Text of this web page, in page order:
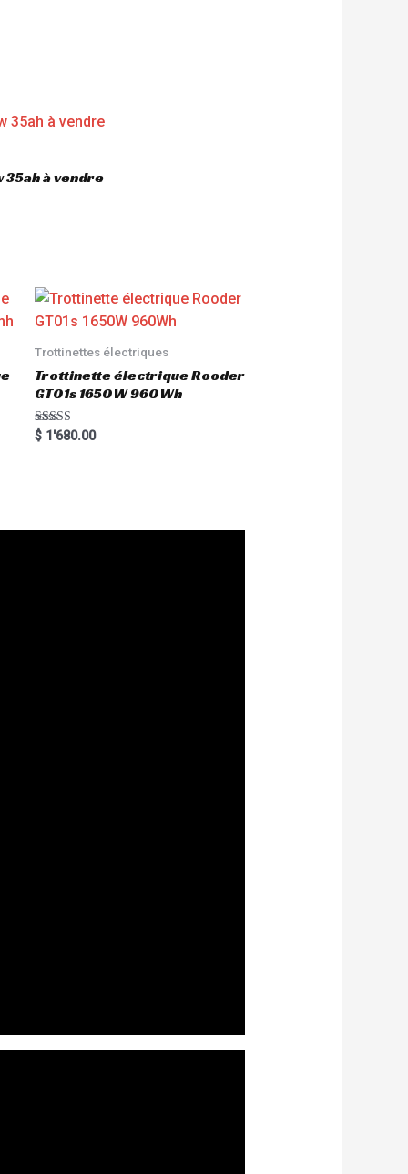
à vendre
Trottinettes électriques
Trottinette électrique Rooder
GT01s 1650W 960Wh
Rated
5.00
$1'680.00